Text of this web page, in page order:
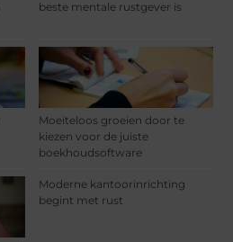
beste mentale rustgever is
Moeiteloos groeien door te
kiezen voor de juiste
boekhoudsoftware
Moderne kantoorinrichting
begint met rust